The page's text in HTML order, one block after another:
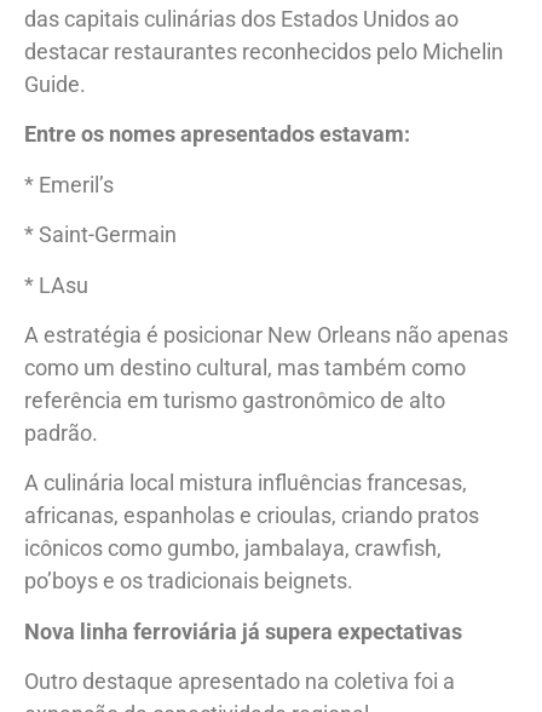
das capitais culinárias dos Estados Unidos ao
destacar restaurantes reconhecidos pelo Michelin
Guide.
Entre os nomes apresentados estavam:
* Emeril’s
* Saint-Germain
* LAsu
A estratégia é posicionar New Orleans não apenas
como um destino cultural, mas também como
referência em turismo gastronômico de alto
padrão.
A culinária local mistura influências francesas,
africanas, espanholas e crioulas, criando pratos
icônicos como gumbo, jambalaya, crawfish,
po’boys e os tradicionais beignets.
Nova linha ferroviária já supera expectativas
Outro destaque apresentado na coletiva foi a